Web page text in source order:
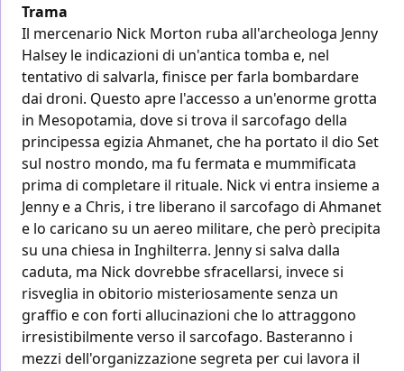
Trama
Il mercenario Nick Morton ruba all'archeologa Jenny
Halsey le indicazioni di un'antica tomba e, nel
tentativo di salvarla, finisce per farla bombardare
dai droni. Questo apre l'accesso a un'enorme grotta
in Mesopotamia, dove si trova il sarcofago della
principessa egizia Ahmanet, che ha portato il dio Set
sul nostro mondo, ma fu fermata e mummificata
prima di completare il rituale. Nick vi entra insieme a
Jenny e a Chris, i tre liberano il sarcofago di Ahmanet
e lo caricano su un aereo militare, che però precipita
su una chiesa in Inghilterra. Jenny si salva dalla
caduta, ma Nick dovrebbe sfracellarsi, invece si
risveglia in obitorio misteriosamente senza un
graffio e con forti allucinazioni che lo attraggono
irresistibilmente verso il sarcofago. Basteranno i
mezzi dell'organizzazione segreta per cui lavora il